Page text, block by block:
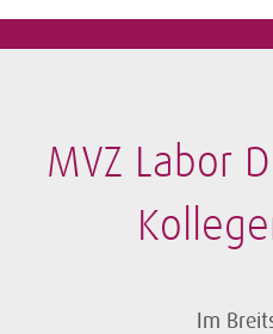
MVZ Labor
Im